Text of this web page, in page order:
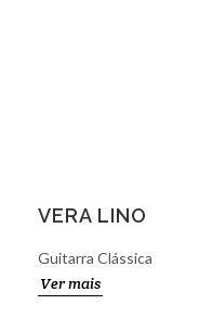
VERA LINO
Guitarra Clássica
Ver mais